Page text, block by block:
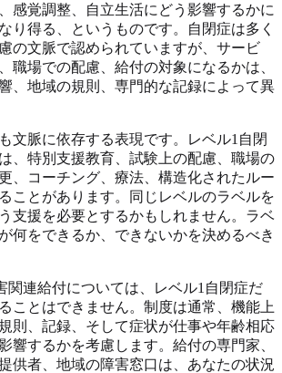
感覚調整、自立生活にどう影響するかに
り得る、というものです。自閉症は多く
の文脈で認められていますが、サービ
職場での配慮、給付の対象になるかは、
、地域の規則、専門的な記録によって異
文脈に依存する表現です。レベル1自閉
、特別支援教育、試験上の配慮、職場の
、コーチング、療法、構造化されたルー
ことがあります。同じレベルのラベルを
支援を必要とするかもしれません。ラベ
何をできるか、できないかを決めるべき
関連給付については、レベル1自閉症だ
ことはできません。制度は通常、機能上
則、記録、そして症状が仕事や年齢相応
響するかを考慮します。給付の専門家、
供者、地域の障害窓口は、あなたの状況